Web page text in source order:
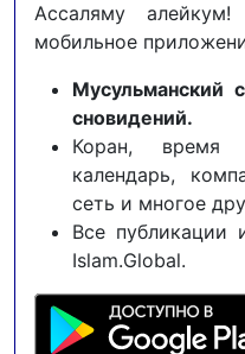
Ассаляму
мобильное
Мусульманский
сновидений.
Коран, время
календарь,
сеть и многое
Все публикации
Islam.Global.